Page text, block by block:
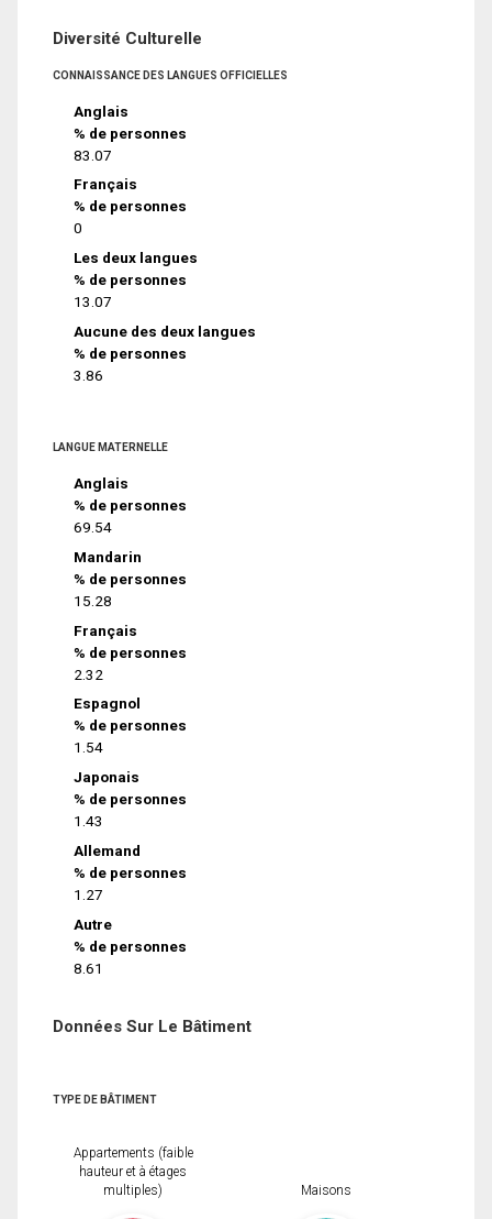
Diversité Culturelle
CONNAISSANCE DES LANGUES OFFICIELLES
Anglais
% de personnes
83.07
Français
% de personnes
0
Les deux langues
% de personnes
13.07
Aucune des deux langues
% de personnes
3.86
LANGUE MATERNELLE
Anglais
% de personnes
69.54
Mandarin
% de personnes
15.28
Français
% de personnes
2.32
Espagnol
% de personnes
1.54
Japonais
% de personnes
1.43
Allemand
% de personnes
1.27
Autre
% de personnes
8.61
Données Sur Le Bâtiment
TYPE DE BÂTIMENT
Appartements (faible
hauteur et à étages
multiples)
Maisons